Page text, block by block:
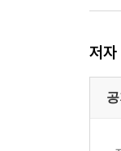
저자